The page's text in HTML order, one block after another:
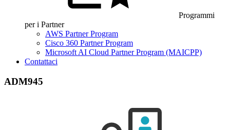
Programmi
per i Partner
AWS Partner Program
Cisco 360 Partner Program
Microsoft AI Cloud Partner Program (MAICPP)
Contattaci
ADM945